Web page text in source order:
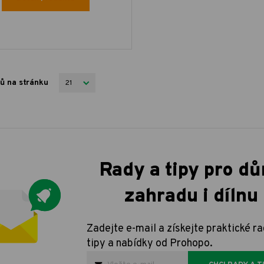
na stránku
Rady a tipy pro
zahradu i dílnu
Zadejte e-mail a získejte praktické
tipy a nabídky od Prohopo.